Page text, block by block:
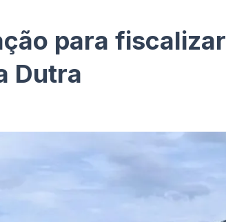
para fiscalizar
Dutra